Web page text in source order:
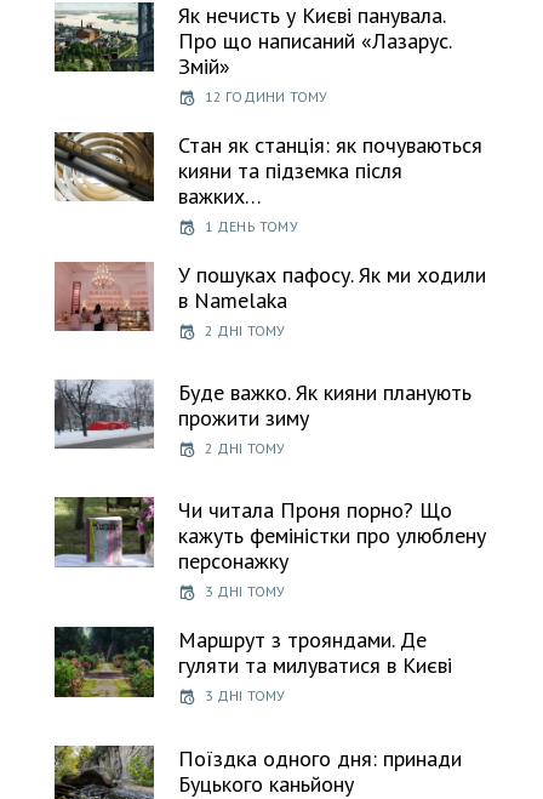
Як нечисть у Києві панувала.
Про що написаний «Лазарус.
Змій»
12 ГОДИНИ ТОМУ
Стан як станція: як почуваються
кияни та підземка після
важких…
1 ДЕНЬ ТОМУ
У пошуках пафосу. Як ми ходили
в Namelaka
2 ДНІ ТОМУ
Буде важко. Як кияни планують
прожити зиму
2 ДНІ ТОМУ
Чи читала Проня порно? Що
кажуть феміністки про улюблену
персонажку
3 ДНІ ТОМУ
Маршрут з трояндами. Де
гуляти та милуватися в Києві
3 ДНІ ТОМУ
Поїздка одного дня: принади
Буцького каньйону